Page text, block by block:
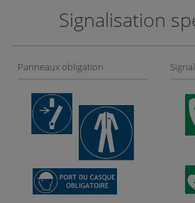
Signalisation
Panneaux obligation